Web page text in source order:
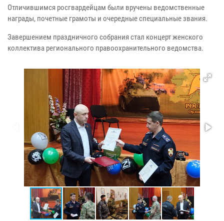
Отличившимся росгвардейцам были вручены ведомственные
награды, почетные грамоты и очередные специальные звания.
Завершением праздничного собрания стал концерт женского
коллектива регионального правоохранительного ведомства.